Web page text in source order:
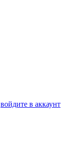
войдите в аккаунт